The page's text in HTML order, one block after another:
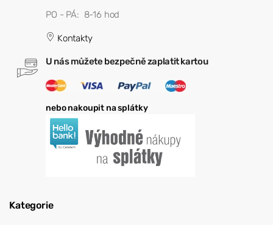
PO - PÁ: 8-16 hod
Kontakty
U nás můžete bezpečně zaplatit kartou
nebo nakoupit na splátky
Kategorie